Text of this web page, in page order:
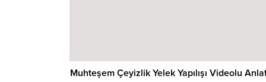
Muhteşem Çeyizlik Yelek Yapılışı Videolu